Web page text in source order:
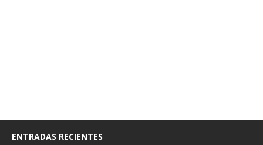
ENTRADAS RECIENTES